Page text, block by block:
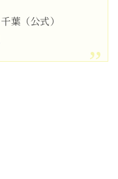
葉（公式）